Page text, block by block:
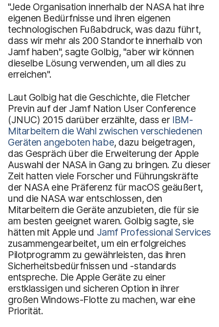
"Jede Organisation innerhalb der NASA hat ihre
eigenen Bedürfnisse und ihren eigenen
technologischen Fußabdruck, was dazu führt,
dass wir mehr als 200 Standorte innerhalb von
Jamf haben", sagte Golbig, "aber wir können
dieselbe Lösung verwenden, um all dies zu
erreichen".
Laut Golbig hat die Geschichte, die Fletcher
Previn auf der Jamf Nation User Conference
(JNUC) 2015 darüber erzählte, dass er IBM-
Mitarbeitern die Wahl zwischen verschiedenen
Geräten angeboten habe, dazu beigetragen,
das Gespräch über die Erweiterung der Apple
Auswahl der NASA in Gang zu bringen. Zu dieser
Zeit hatten viele Forscher und Führungskräfte
der NASA eine Präferenz für macOS geäußert,
und die NASA war entschlossen, den
Mitarbeitern die Geräte anzubieten, die für sie
am besten geeignet waren. Golbig sagte, sie
hätten mit Apple und Jamf Professional Services
zusammengearbeitet, um ein erfolgreiches
Pilotprogramm zu gewährleisten, das ihren
Sicherheitsbedürfnissen und -standards
entspreche. Die Apple Geräte zu einer
erstklassigen und sicheren Option in ihrer
großen Windows-Flotte zu machen, war eine
Priorität.